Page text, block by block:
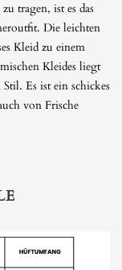
tragen, ist es das
Die leichten
Kleid zu einem
Kleides liegt
Es ist ein schickes
von Frische